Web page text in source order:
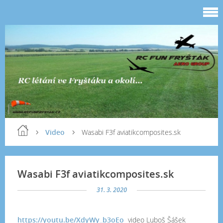
Video Wasabi F3f aviatikcomposites.sk
Wasabi F3f aviatikcomposites.sk
31. 3. 2020
https://youtu.be/XdyWy_b3oEo video Luboš Šášek